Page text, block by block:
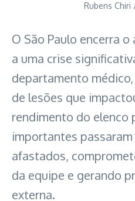
Rubens
O São Paulo encerra
a uma crise
departamento
de lesões que
rendimento do elenco
importantes
afastados,
da equipe e gerando
externa.